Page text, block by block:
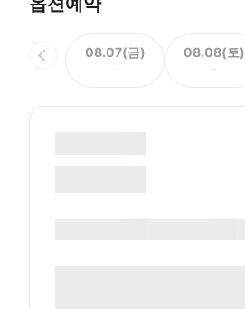
08.07(금)
-
08.08(토)
-